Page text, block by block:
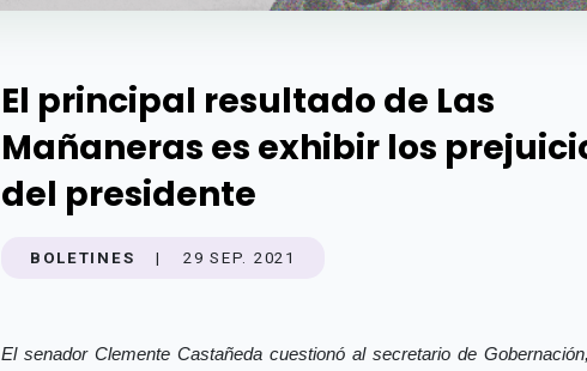
El principal resultado de Las
Mañaneras es exhibir los
del presidente
BOLETINES | 29 SEP. 2021
El senador Clemente Castañeda cuestionó al secretario de